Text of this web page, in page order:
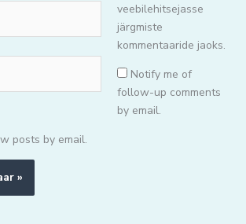
veebilehitsejasse
järgmiste
kommentaaride jaoks.
Notify me of
follow-up comments
by email.
posts by email.